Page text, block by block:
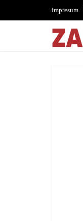
impresum